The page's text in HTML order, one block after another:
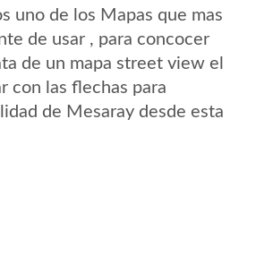
uno de los Mapas que mas
de usar , para concocer
de un mapa street view el
con las flechas para
de Mesaray desde esta